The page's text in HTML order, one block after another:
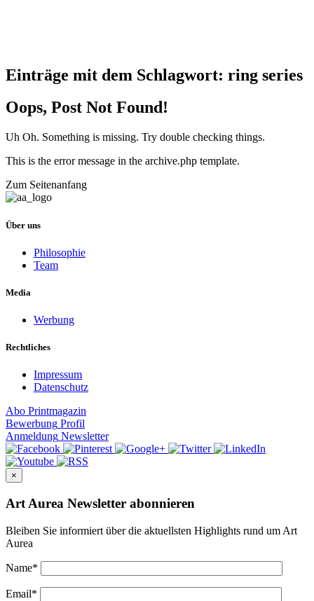
Einträge mit dem Schlagwort: ring series
Oops, Post Not Found!
Uh Oh. Something is missing. Try double checking things.
This is the error message in the archive.php template.
Zum Seitenanfang
Über uns
Philosophie
Team
Media
Werbung
Rechtliches
Impressum
Datenschutz
Abo Printmagazin
Bewerbung Profil
Anmeldung Newsletter
×
Art Aurea Newsletter abonnieren
Bleiben Sie informiert über die aktuellsten Highlights rund um Art
Aurea
Name*
Email*